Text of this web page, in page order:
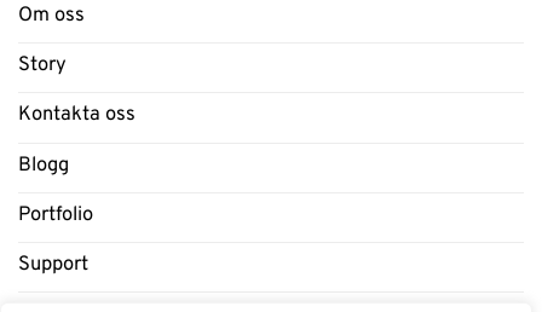
Om oss
Story
Kontakta oss
Blogg
Portfolio
Support